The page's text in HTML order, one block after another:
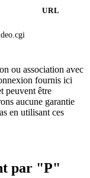
URL
ou association avec
fournis ici
peuvent être
aucune garantie
en utilisant ces
par "P"